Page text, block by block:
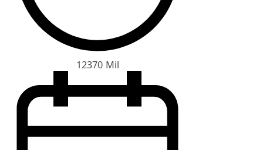
12370 Mil